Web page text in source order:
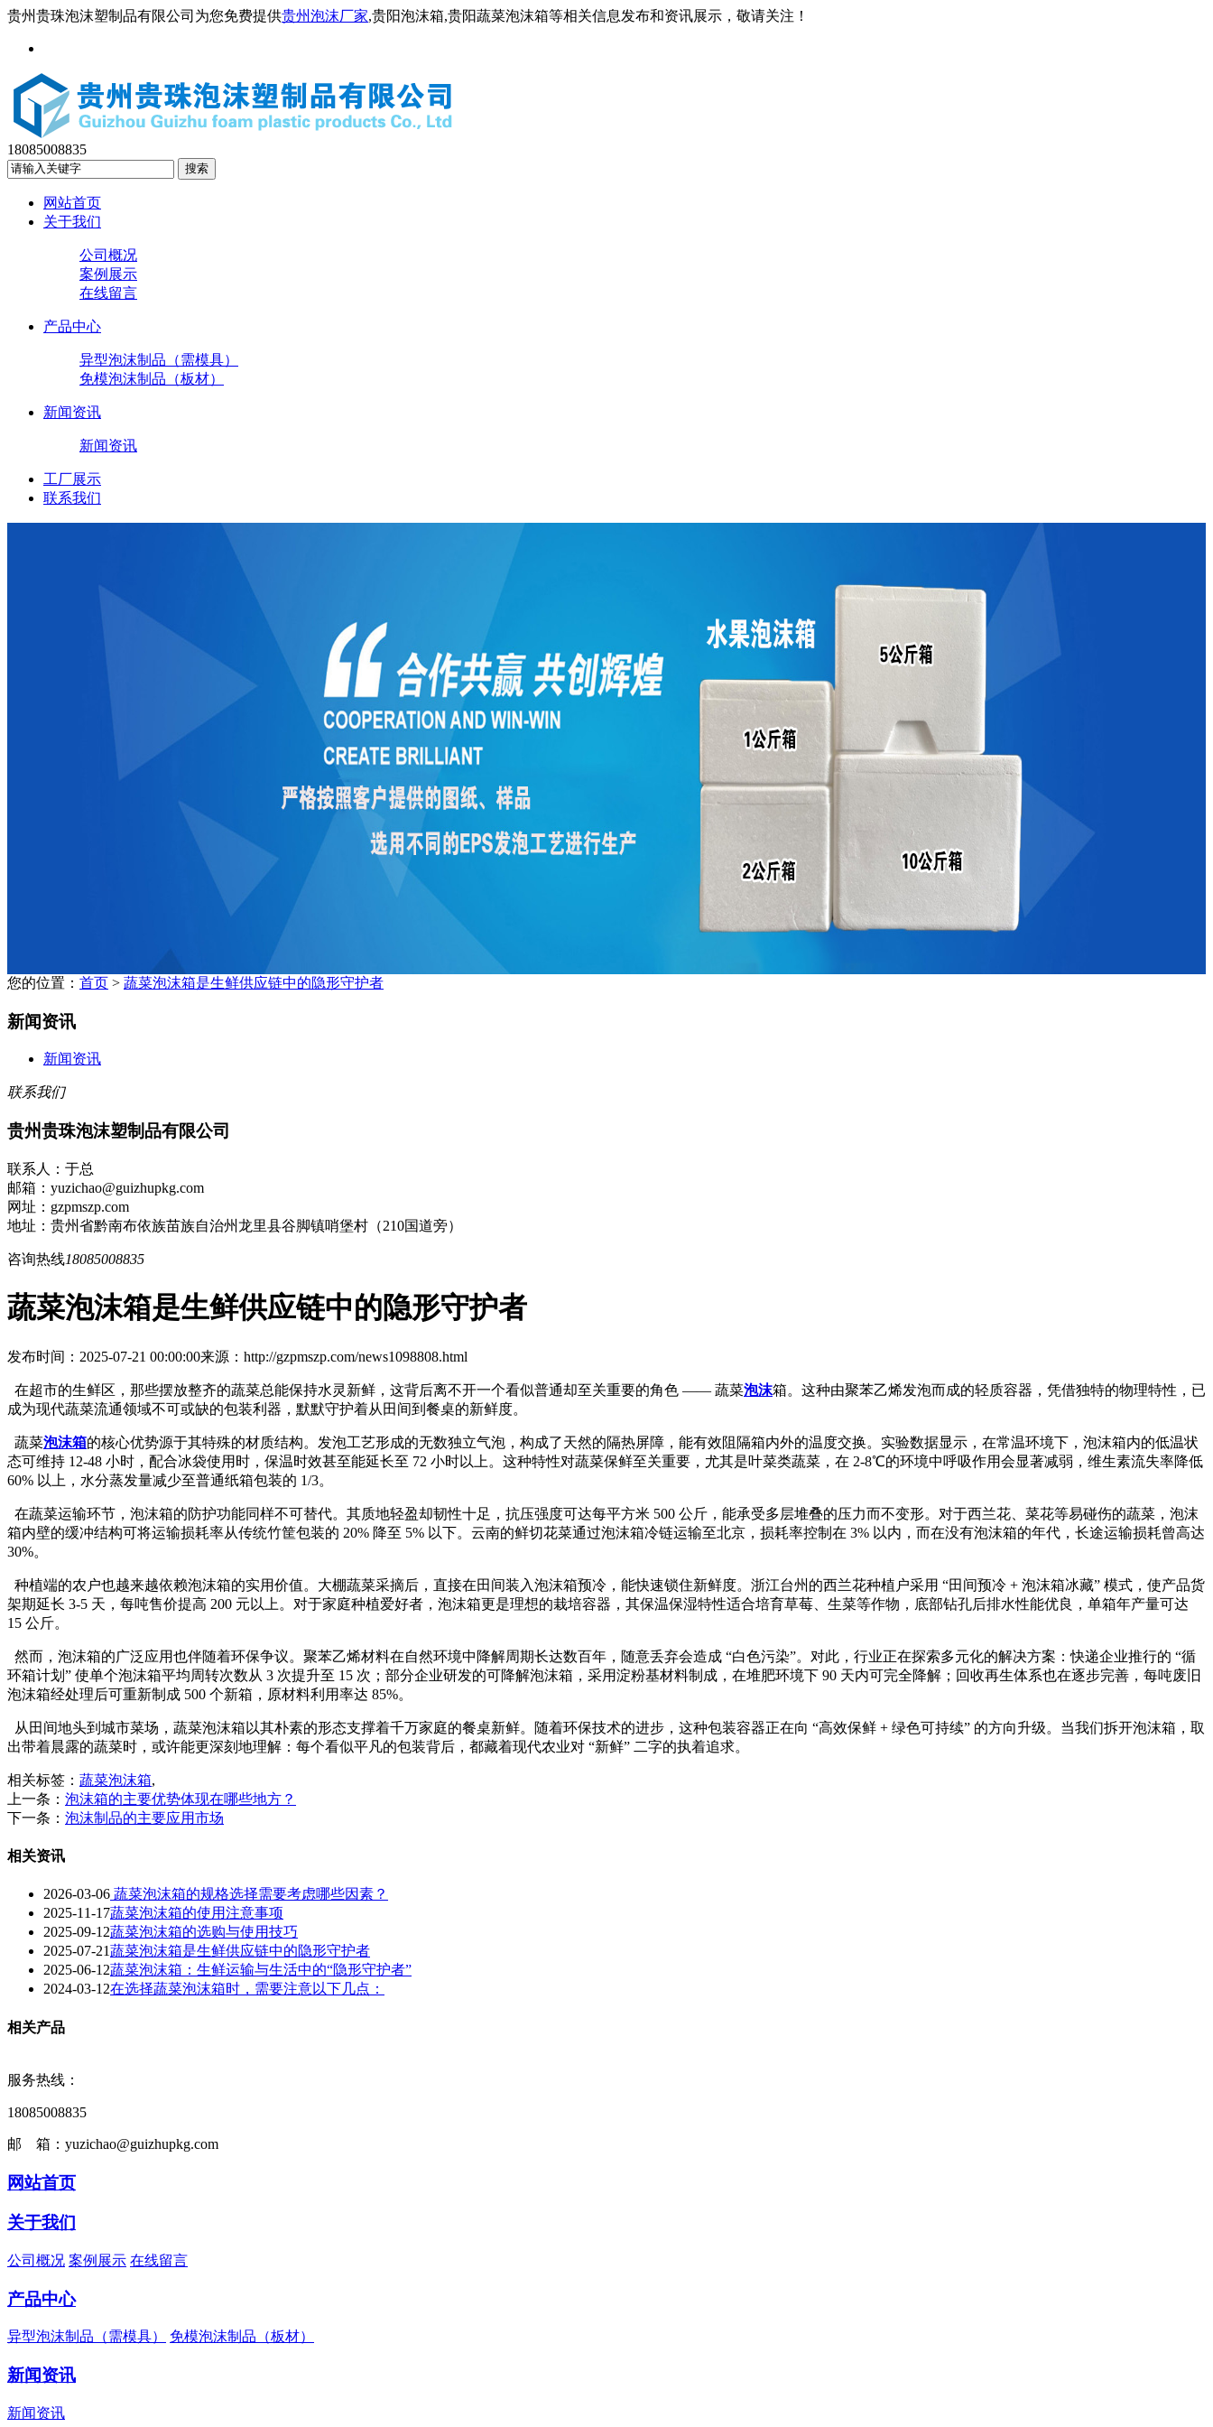
贵州贵珠泡沫塑制品有限公司为您免费提供贵州泡沫厂家,贵阳泡沫箱,贵阳蔬菜泡沫箱等相关信息发布和资讯展示，敬请关注！
18085008835
网站首页
关于我们
公司概况
案例展示
在线留言
产品中心
异型泡沫制品（需模具）
免模泡沫制品（板材）
新闻资讯
新闻资讯
工厂展示
联系我们
您的位置： 首页 > 蔬菜泡沫箱是生鲜供应链中的隐形守护者
新闻资讯
新闻资讯
联系我们
贵州贵珠泡沫塑制品有限公司
联系人：于总
邮箱：yuzichao@guizhupkg.com
网址：gzpmszp.com
地址：贵州省黔南布依族苗族自治州龙里县谷脚镇哨堡村（210国道旁）
咨询热线18085008835
蔬菜泡沫箱是生鲜供应链中的隐形守护者
发布时间：2025-07-21 00:00:00来源：http://gzpmszp.com/news1098808.html
在超市的生鲜区，那些摆放整齐的蔬菜总能保持水灵新鲜，这背后离不开一个看似普通却至关重要的角色 —— 蔬菜泡沫箱。这种由聚苯乙烯发泡而成的轻质容器，凭借独特的物理特性，已
成为现代蔬菜流通领域不可或缺的包装利器，默默守护着从田间到餐桌的新鲜度。
蔬菜泡沫箱的核心优势源于其特殊的材质结构。发泡工艺形成的无数独立气泡，构成了天然的隔热屏障，能有效阻隔箱内外的温度交换。实验数据显示，在常温环境下，泡沫箱内的低温状
态可维持 12-48 小时，配合冰袋使用时，保温时效甚至能延长至 72 小时以上。这种特性对蔬菜保鲜至关重要，尤其是叶菜类蔬菜，在 2-8℃的环境中呼吸作用会显著减弱，维生素流失率降低
60% 以上，水分蒸发量减少至普通纸箱包装的 1/3。
在蔬菜运输环节，泡沫箱的防护功能同样不可替代。其质地轻盈却韧性十足，抗压强度可达每平方米 500 公斤，能承受多层堆叠的压力而不变形。对于西兰花、菜花等易碰伤的蔬菜，泡沫
箱内壁的缓冲结构可将运输损耗率从传统竹筐包装的 20% 降至 5% 以下。云南的鲜切花菜通过泡沫箱冷链运输至北京，损耗率控制在 3% 以内，而在没有泡沫箱的年代，长途运输损耗曾高达
30%。
种植端的农户也越来越依赖泡沫箱的实用价值。大棚蔬菜采摘后，直接在田间装入泡沫箱预冷，能快速锁住新鲜度。浙江台州的西兰花种植户采用 “田间预冷 + 泡沫箱冰藏” 模式，使产品货
架期延长 3-5 天，每吨售价提高 200 元以上。对于家庭种植爱好者，泡沫箱更是理想的栽培容器，其保温保湿特性适合培育草莓、生菜等作物，底部钻孔后排水性能优良，单箱年产量可达
15 公斤。
然而，泡沫箱的广泛应用也伴随着环保争议。聚苯乙烯材料在自然环境中降解周期长达数百年，随意丢弃会造成 “白色污染”。对此，行业正在探索多元化的解决方案：快递企业推行的 “循
环箱计划” 使单个泡沫箱平均周转次数从 3 次提升至 15 次；部分企业研发的可降解泡沫箱，采用淀粉基材料制成，在堆肥环境下 90 天内可完全降解；回收再生体系也在逐步完善，每吨废旧
泡沫箱经处理后可重新制成 500 个新箱，原材料利用率达 85%。
从田间地头到城市菜场，蔬菜泡沫箱以其朴素的形态支撑着千万家庭的餐桌新鲜。随着环保技术的进步，这种包装容器正在向 “高效保鲜 + 绿色可持续” 的方向升级。当我们拆开泡沫箱，取
出带着晨露的蔬菜时，或许能更深刻地理解：每个看似平凡的包装背后，都藏着现代农业对 “新鲜” 二字的执着追求。
相关标签： 蔬菜泡沫箱,
上一条： 泡沫箱的主要优势体现在哪些地方？
下一条： 泡沫制品的主要应用市场
相关资讯
2026-03-06 蔬菜泡沫箱的规格选择需要考虑哪些因素？
2025-11-17蔬菜泡沫箱的使用注意事项
2025-09-12蔬菜泡沫箱的选购与使用技巧
2025-07-21蔬菜泡沫箱是生鲜供应链中的隐形守护者
2025-06-12蔬菜泡沫箱：生鲜运输与生活中的“隐形守护者”
2024-03-12在选择蔬菜泡沫箱时，需要注意以下几点：
相关产品
服务热线：
18085008835
邮 箱：yuzichao@guizhupkg.com
网站首页
关于我们
公司概况 案例展示 在线留言
产品中心
异型泡沫制品（需模具） 免模泡沫制品（板材）
新闻资讯
新闻资讯